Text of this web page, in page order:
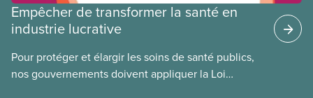
Empêcher de transformer la santé en
industrie lucrative
Pour protéger et élargir les soins de santé publics,
nos gouvernements doivent appliquer la Loi